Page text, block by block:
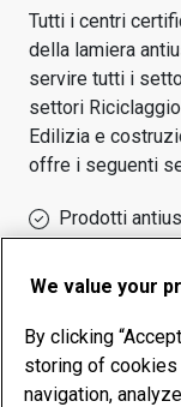
Tutti i centri
della lamiera
servire tutti i
settori
Edilizia e
offre i seguenti
Prodotti
produttività
We value your
By clicking
storing of cookies
navigation,